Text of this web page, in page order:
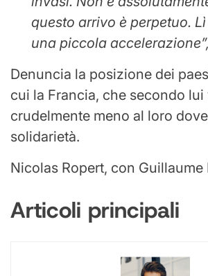
questo arrivo è perpetuo. Lì
una piccola
Denuncia la posizione dei
cui la Francia, che secondo
crudelmente meno al loro
solidarietà.
Nicolas Ropert, con Guillaume
Articoli principali